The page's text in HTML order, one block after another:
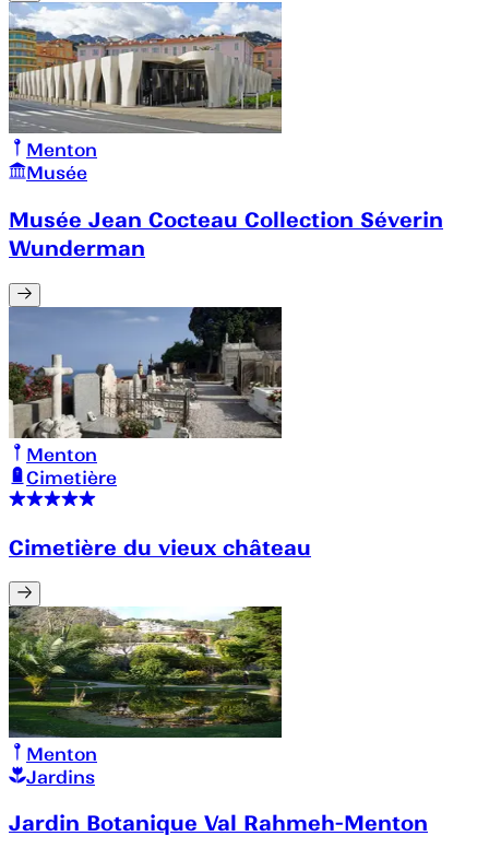
Menton
Musée
Musée Jean Cocteau Collection Séverin
Wunderman
Menton
Cimetière
Cimetière du vieux château
Menton
Jardins
Jardin Botanique Val Rahmeh-Menton